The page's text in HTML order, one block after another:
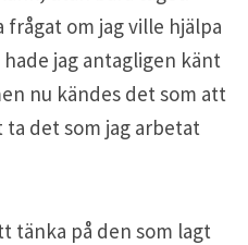
om jag ville hjälpa
jag antagligen känt
nu kändes det som att
det som jag arbetat
tänka på den som lagt